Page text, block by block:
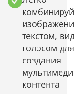
текстом,
голосом для
создания
контента